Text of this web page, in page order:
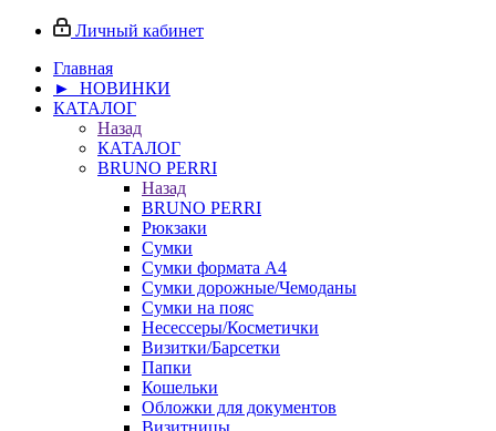
Личный кабинет
Главная
► НОВИНКИ
КАТАЛОГ
Назад
КАТАЛОГ
BRUNO PERRI
Назад
BRUNO PERRI
Рюкзаки
Сумки
Сумки формата А4
Сумки дорожные/Чемоданы
Сумки на пояс
Несессеры/Косметички
Визитки/Барсетки
Папки
Кошельки
Обложки для документов
Визитницы